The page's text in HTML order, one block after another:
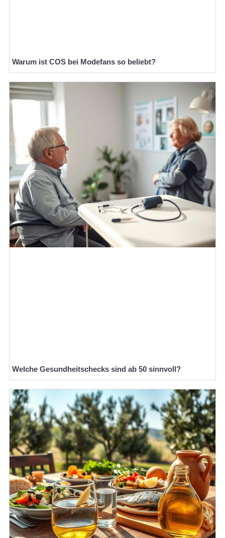
Warum ist COS bei Modefans so beliebt?
Welche Gesundheitschecks sind ab 50 sinnvoll?